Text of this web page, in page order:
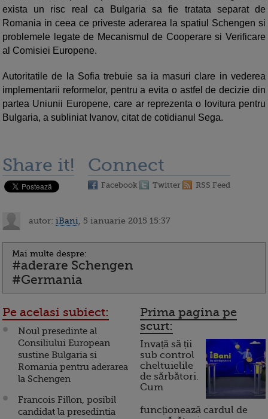
exista un risc real ca Bulgaria sa fie tratata separat de
Romania in ceea ce priveste aderarea la spatiul Schengen si
problemele legate de Mecanismul de Cooperare si Verificare
al Comisiei Europene.
Autoritatile de la Sofia trebuie sa ia masuri clare in vederea
implementarii reformelor, pentru a evita o astfel de decizie din
partea Uniunii Europene, care ar reprezenta o lovitura pentru
Bulgaria, a subliniat Ivanov, citat de cotidianul Sega.
Share it! Connect
Facebook Twitter RSS Feed
autor: iBani , 5 ianuarie 2015 15:37
Mai multe despre:
#aderare Schengen
#Germania
Pe acelasi subiect:
Noul presedinte al
Consiliului European
sustine Bulgaria si
Romania pentru aderarea
la Schengen
Francois Fillon, posibil
candidat la presedintia
Prima pagina pe
scurt:
Invață să ții
sub control
cheltuielile
de sărbători.
Cum
funcționează cardul de